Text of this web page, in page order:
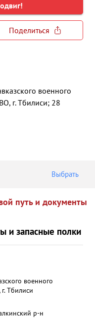
Поделиться
военного
г. Тбилиси; 28
Выбрать
путь и документы
и запасные полки
военного
Тбилиси
р-н